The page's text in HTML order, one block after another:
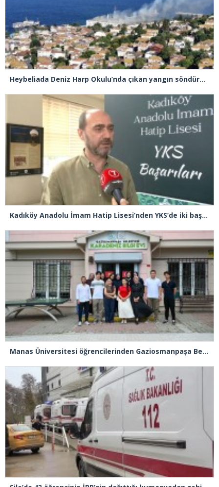
Heybeliada Deniz Harp Okulu’nda çıkan yangın söndürüldü
Kadıköy Anadolu İmam Hatip Lisesi’nden YKS’de iki başarı birden
Manas Üniversitesi öğrencilerinden Gaziosmanpaşa Belediyesi’ne ziyaret